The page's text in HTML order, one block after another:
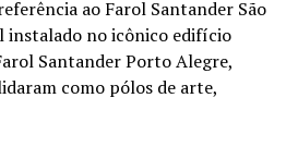
ao Farol Santander São
no icônico edifício
Santander Porto Alegre,
como pólos de arte,